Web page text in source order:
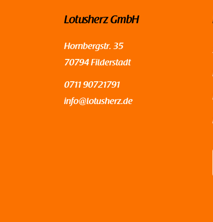
Lotusherz GmbH
Hornbergstr. 35
70794 Filderstadt
0711 90721791
info@lotusherz.de